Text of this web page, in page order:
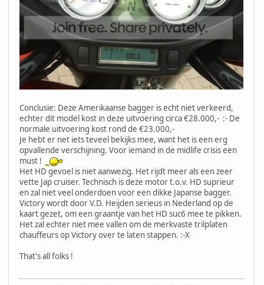
Conclusie: Deze Amerikaanse bagger is echt niet verkeerd,
echter dit model kost in deze uitvoering circa €28.000,- :- De
normale uitvoering kost rond de €23.000,-
Je hebt er net iets teveel bekijks mee, want het is een erg
opvallende verschijning. Voor iemand in de midlife crisis een
must !
Het HD gevoel is niet aanwezig. Het rijdt meer als een zeer
vette Jap cruiser. Technisch is deze motor t.o.v. HD suprieur
en zal niet veel onderdoen voor een dikke Japanse bagger.
Victory wordt door V.D. Heijden serieus in Nederland op de
kaart gezet, om een graantje van het HD suc6 mee te pikken.
Het zal echter niet mee vallen om de merkvaste trilplaten
chauffeurs op Victory over te laten stappen. :-X
That's all folks !